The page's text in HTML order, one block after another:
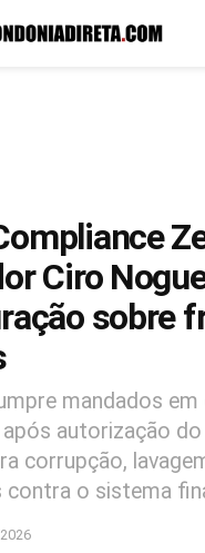
Ciro
sobre
mandados
autorização do
corrupção,
contra o sistema